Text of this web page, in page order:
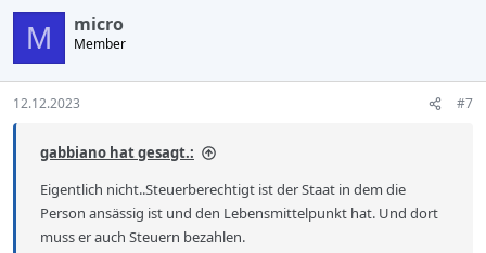
M micro
Member
12.12.2023 #7
gabbiano hat gesagt.:
Eigentlich nicht..Steuerberechtigt ist der Staat in dem die
Person ansässig ist und den Lebensmittelpunkt hat. Und dort
muss er auch Steuern bezahlen.